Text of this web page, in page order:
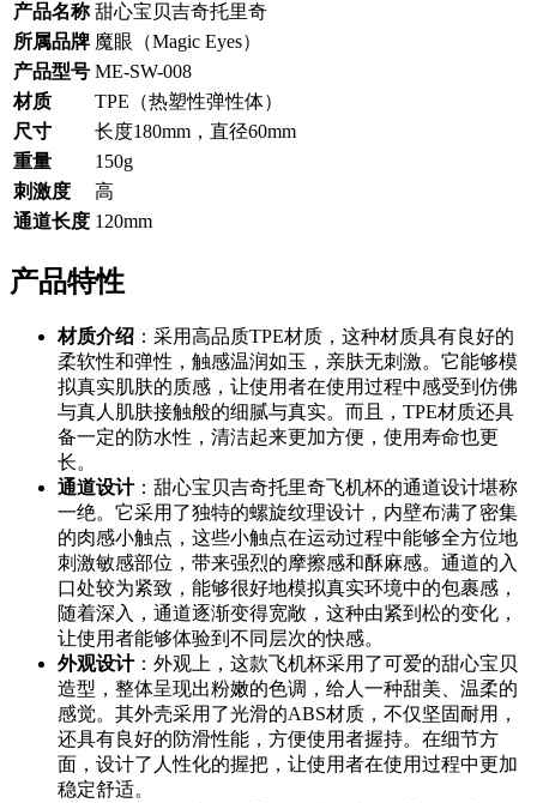
产品名称 甜心宝贝吉奇托里奇
所属品牌 魔眼（Magic Eyes）
产品型号 ME-SW-008
材质
TPE（热塑性弹性体）
尺寸
长度180mm，直径60mm
重量
150g
刺激度
高
通道长度 120mm
产品特性
材质介绍 ：采用高品质TPE材质，这种材质具有良好的
柔软性和弹性，触感温润如玉，亲肤无刺激。它能够模
拟真实肌肤的质感，让使用者在使用过程中感受到仿佛
与真人肌肤接触般的细腻与真实。而且，TPE材质还具
备一定的防水性，清洁起来更加方便，使用寿命也更
长。
通道设计：甜心宝贝吉奇托里奇飞机杯的通道设计堪称
一绝。它采用了独特的螺旋纹理设计，内壁布满了密集
的肉感小触点，这些小触点在运动过程中能够全方位地
刺激敏感部位，带来强烈的摩擦感和酥麻感。通道的入
口处较为紧致，能够很好地模拟真实环境中的包裹感，
随着深入，通道逐渐变得宽敞，这种由紧到松的变化，
让使用者能够体验到不同层次的快感。
外观设计：外观上，这款飞机杯采用了可爱的甜心宝贝
造型，整体呈现出粉嫩的色调，给人一种甜美、温柔的
感觉。其外壳采用了光滑的ABS材质，不仅坚固耐用，
还具有良好的防滑性能，方便使用者握持。在细节方
面，设计了人性化的握把，让使用者在使用过程中更加
稳定舒适。